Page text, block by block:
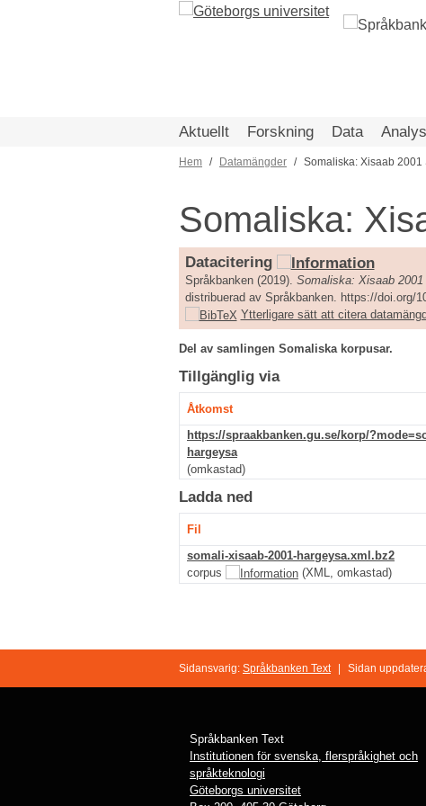
Aktuellt Forskning Data
Länkstig
Hem Datamängder Somaliska: Xisaab 2001
Somaliska:
Datacitering
Språkbanken (2019). Somaliska: Xisaab 2001
distribuerad av Språkbanken. https://doi.org/
Ytterligare sätt att citera
Del av samlingen Somaliska korpusar.
Tillgänglig via
Åtkomst
https://spraakbanken.gu.se/korp/
hargeysa
(omkastad)
Ladda ned
Fil
somali-xisaab-2001-hargeysa.xml.bz2
corpus
(XML, omkastad)
Sidansvarig: Språkbanken Text Sidan
Språkbanken Text
Institutionen för svenska, flerspråkighet och
språkteknologi
Göteborgs universitet